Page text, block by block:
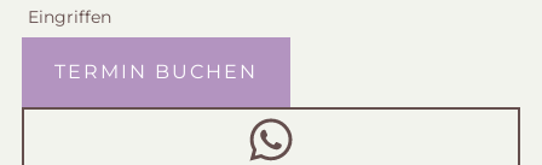
Eingriffen
TERMIN BUCHEN